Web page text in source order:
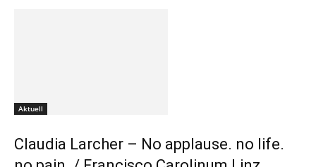
Aktuell
Claudia Larcher – No applause. no life.